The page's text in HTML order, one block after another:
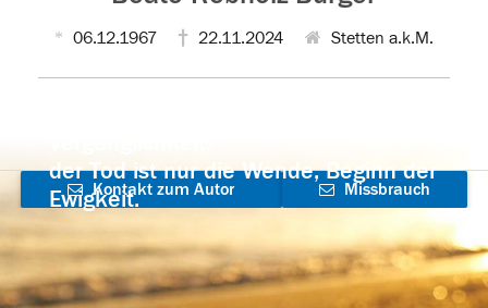
06.12.1967 22.11.2024 Stetten a.k.M.
der Tod ist nur die Wende, Beginn der
Ewigkeit.
Kontakt zum Autor
aufnehmen
Missbrauch